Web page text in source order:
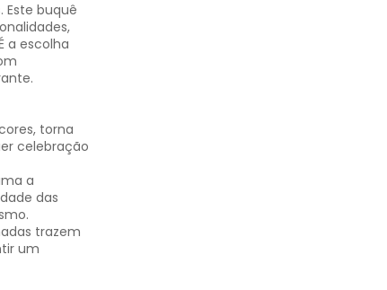
buquê
a escolha
torna
celebração
a
das
trazem
um